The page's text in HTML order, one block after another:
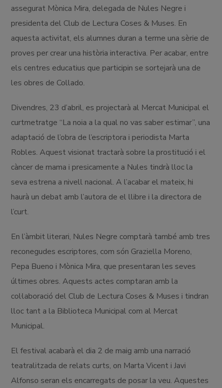
assegurat Mònica Mira, delegada de Nules Negre i
presidenta del Club de Lectura Coses & Muses. En
aquesta activitat, els alumnes duran a terme una sèrie de
proves per crear una història interactiva. Per acabar, entre
els centres educatius que participin se sortejarà una de
les obres de Collado.
Divendres, 23 d’abril, es projectarà al Mercat Municipal el
curtmetratge “La noia a la qual no vas saber estimar”, una
adaptació de l’obra de l’escriptora i periodista Marta
Robles. Aquest visionat tractarà sobre la prostitució i el
càncer de mama i presicamente a Nules tindrà lloc la
seva estrena a nivell nacional. A l’acabar el mateix, hi
haurà un debat amb l’autora de el llibre i la directora de
l’curt.
En l’àmbit literari, Nules Negre comptarà també amb tres
reconegudes escriptores, com són Graziella Moreno,
Pepa Bueno i Mònica Mira, que presentaran les seves
últimes obres. Aquests actes comptaran amb la
col·laboració del Club de Lectura Coses & Muses i tindran
lloc tant a la Biblioteca Municipal com al Mercat
Municipal.
El festival acabarà el dia 2 de maig amb una narració
teatralitzada de relats curts, on Marta Vicent i Javi
Alfonso seran els encarregats de posar la veu. Aquestes